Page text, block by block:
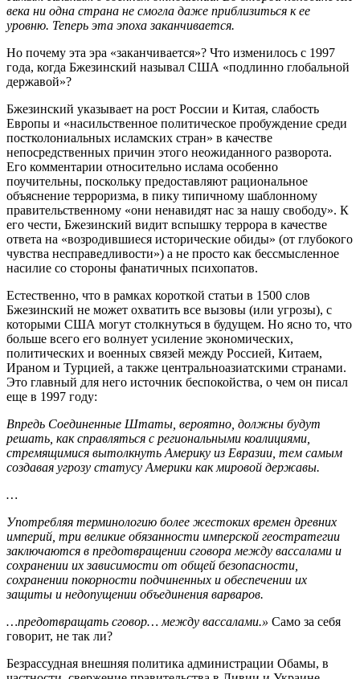
века ни одна страна не смогла даже приблизиться к ее
уровню. Теперь эта эпоха заканчивается.
Но почему эта эра «заканчивается»? Что изменилось с 1997
года, когда Бжезинский называл США «подлинно глобальной
державой»?
Бжезинский указывает на рост России и Китая, слабость
Европы и «насильственное политическое пробуждение среди
постколониальных исламских стран» в качестве
непосредственных причин этого неожиданного разворота.
Его комментарии относительно ислама особенно
поучительны, поскольку предоставляют рациональное
объяснение терроризма, в пику типичному шаблонному
правительственному «они ненавидят нас за нашу свободу». К
его чести, Бжезинский видит вспышку террора в качестве
ответа на «возродившиеся исторические обиды» (от глубокого
чувства несправедливости») а не просто как бессмысленное
насилие со стороны фанатичных психопатов.
Естественно, что в рамках короткой статьи в 1500 слов
Бжезинский не может охватить все вызовы (или угрозы), с
которыми США могут столкнуться в будущем. Но ясно то, что
больше всего его волнует усиление экономических,
политических и военных связей между Россией, Китаем,
Ираном и Турцией, а также центральноазиатскими странами.
Это главный для него источник беспокойства, о чем он писал
еще в 1997 году:
Впредь Соединенные Штаты, вероятно, должны будут
решать, как справляться с региональными коалициями,
стремящимися вытолкнуть Америку из Евразии, тем самым
создавая угрозу статусу Америки как мировой державы.
…
Употребляя терминологию более жестоких времен древних
империй, три великие обязанности имперской геостратегии
заключаются в предотвращении сговора между вассалами и
сохранении их зависимости от общей безопасности,
сохранении покорности подчиненных и обеспечении их
защиты и недопущении объединения варваров.
…предотвращать сговор… между вассалами.» Само за себя
говорит, не так ли?
Безрассудная внешняя политика администрации Обамы, в